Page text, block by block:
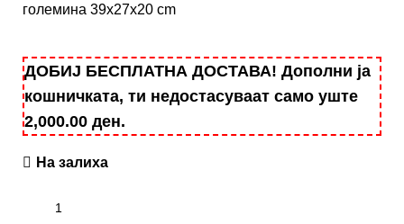
големина 39x27x20 cm
ДОБИЈ БЕСПЛАТНА ДОСТАВА! Дополни ја
кошничката, ти недостасуваат само уште
2,000.00 ден.
На залиха